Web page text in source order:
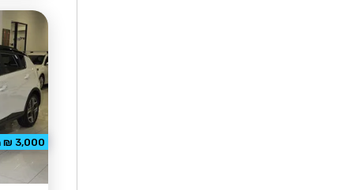
3,000 ₪ הנחה